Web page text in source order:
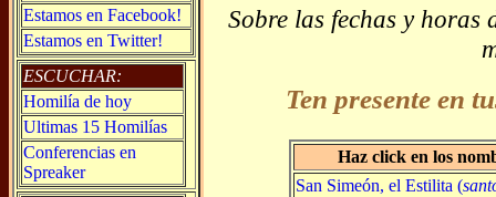
Estamos en Facebook!
Estamos en Twitter!
ESCUCHAR:
Homilía de hoy
Ultimas 15 Homilías
Conferencias en
Spreaker
Sobre las fechas y horas
Ten presente en
Haz click en los
San Simeón, el Estilita (